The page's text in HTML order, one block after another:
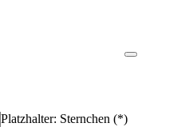
Platzhalter: Sternchen (*)